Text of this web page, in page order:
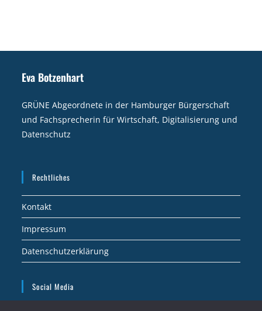
Eva Botzenhart
GRÜNE Abgeordnete in der Hamburger Bürgerschaft
und Fachsprecherin für Wirtschaft, Digitalisierung und
Datenschutz
Rechtliches
Kontakt
Impressum
Datenschutzerklärung
Social Media